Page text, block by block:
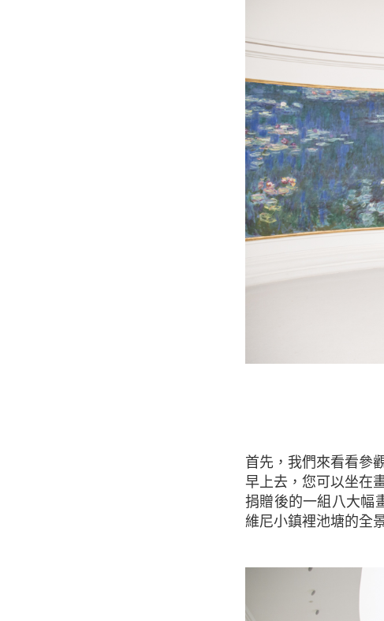
首先，我們來看看參觀橘園美術館的主要目的，當然，首先就是在一樓莫內的睡蓮。如果您
早上去，您可以坐在
捐贈後的一組八大幅
維尼小鎮裡池塘的全